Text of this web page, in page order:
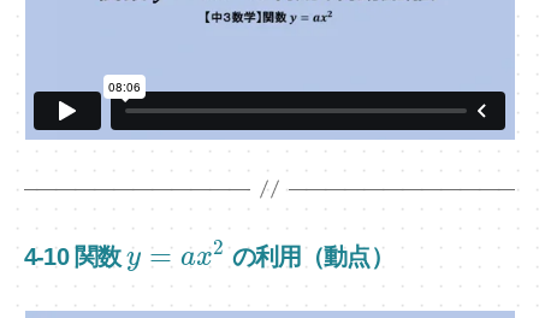
4-10 関数y = ax2 の利用（動点）